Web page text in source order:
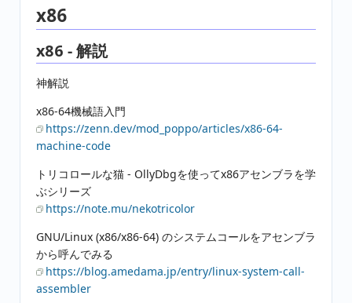
x86
x86 - 解説
神解説
x86-64機械語入門
https://zenn.dev/mod_poppo/articles/x86-64-
machine-code
トリコロールな猫 - OllyDbgを使ってx86アセンブラを学
ぶシリーズ
https://note.mu/nekotricolor
GNU/Linux (x86/x86-64) のシステムコールをアセンブラ
から呼んでみる
https://blog.amedama.jp/entry/linux-system-call-
assembler